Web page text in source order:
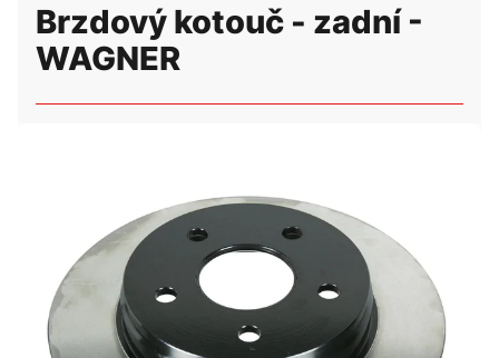
Brzdový kotouč - zadní -
WAGNER